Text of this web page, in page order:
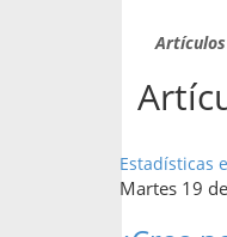
Estadísticas
Martes 19